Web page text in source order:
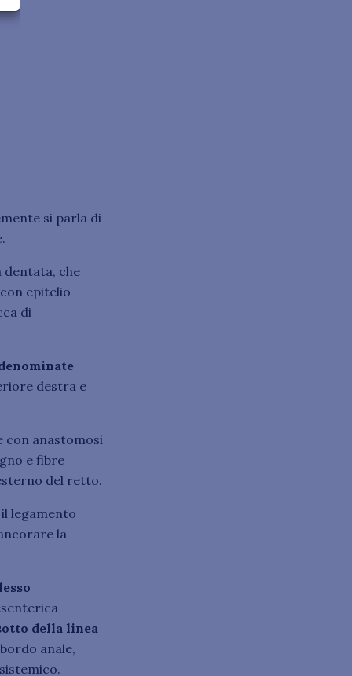
si parla di
che
epitelio
di
destra e
con anastomosi
e fibre
del retto.
legamento
la
della linea
anale,